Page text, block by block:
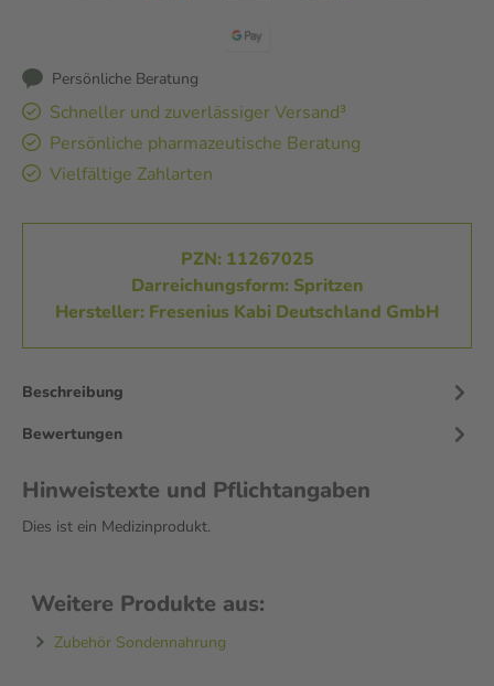
Persönliche Beratung
Schneller und zuverlässiger Versand³
Persönliche pharmazeutische Beratung
Vielfältige Zahlarten
PZN: 11267025
Darreichungsform: Spritzen
Hersteller: Fresenius Kabi Deutschland GmbH
Beschreibung
Bewertungen
Hinweistexte und Pflichtangaben
Dies ist ein Medizinprodukt.
Weitere Produkte aus:
Zubehör Sondennahrung